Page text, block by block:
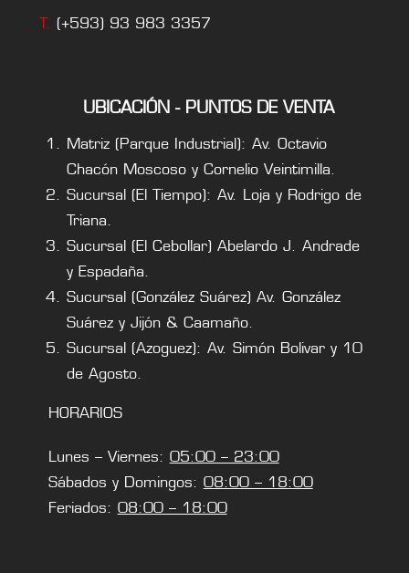
T. (+593) 93 983 3357
UBICACIÓN - PUNTOS DE VENTA
Matriz (Parque Industrial): Av. Octavio
Chacón Moscoso y Cornelio Veintimilla.
Sucursal (El Tiempo): Av. Loja y Rodrigo de
Triana.
Sucursal (El Cebollar) Abelardo J. Andrade
y Espadaña.
Sucursal (González Suárez) Av. González
Suárez y Jijón & Caamaño.
Sucursal (Azoguez): Av. Simón Bolivar y 10
de Agosto.
HORARIOS
Lunes – Viernes: 05:00 – 23:00
Sábados y Domingos: 08:00 – 18:00
Feriados: 08:00 – 18:00